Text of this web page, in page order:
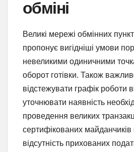
обміні
Великі мережі обмінних
пропонує вигідніші умови
невеликими одиничними
оборот готівки. Також
відстежувати графік роботи
уточнювати наявність
проведення великих
сертифікованих майданчиків
відсутність прихованих